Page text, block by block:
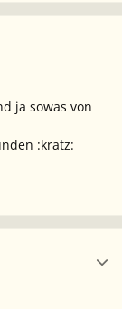
ja sowas von
:kratz: